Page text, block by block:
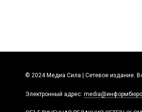
© 2024 Медиа Сила | Сетевое издание.
Электронный адрес: